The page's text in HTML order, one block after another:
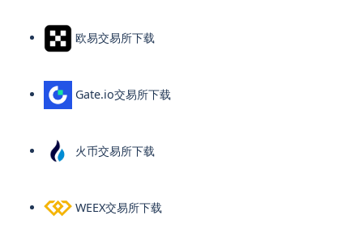
欧易交易所下载
Gate.io交易所下载
火币交易所下载
WEEX交易所下载